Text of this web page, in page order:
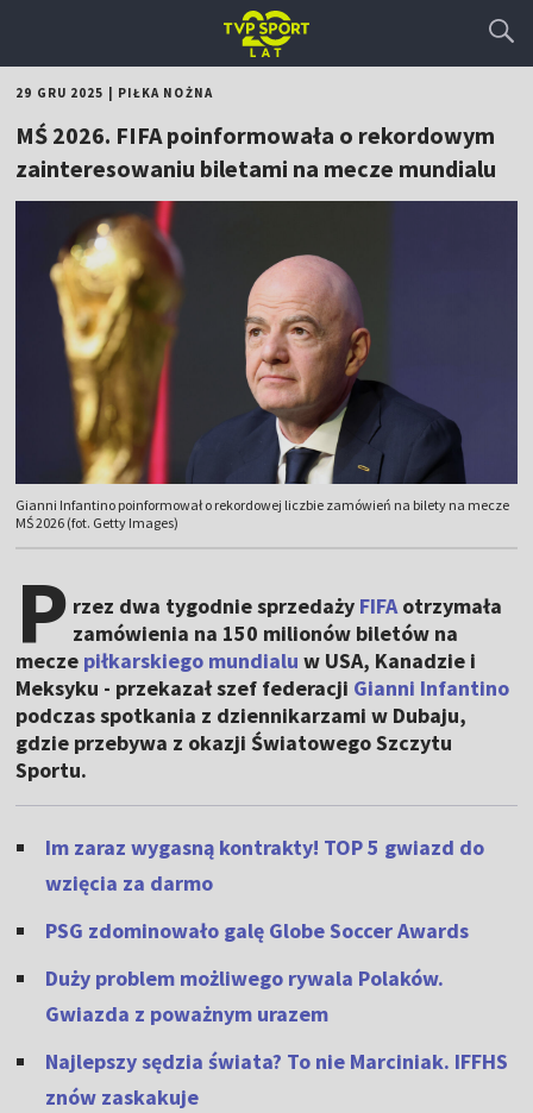
29 GRU 2025 PIŁKA NOŻNA
MŚ 2026. FIFA poinformowała o rekordowym
zainteresowaniu biletami na mecze mundialu
Gianni Infantino poinformował o rekordowej liczbie zamówień na bilety na mecze
MŚ 2026 (fot. Getty Images)
P rzez dwa tygodnie sprzedaży FIFAotrzymała
zamówienia na 150 milionów biletów na
mecze piłkarskiego mundialu w USA, Kanadzie i
Meksyku - przekazał szef federacji Gianni Infantino
podczas spotkania z dziennikarzami w Dubaju,
gdzie przebywa z okazji Światowego Szczytu
Sportu.
Im zaraz wygasną kontrakty! TOP 5 gwiazd do
wzięcia za darmo
PSG zdominowało galę Globe Soccer Awards
Duży problem możliwego rywala Polaków.
Gwiazda z poważnym urazem
Najlepszy sędzia świata? To nie Marciniak. IFFHS
znów zaskakuje